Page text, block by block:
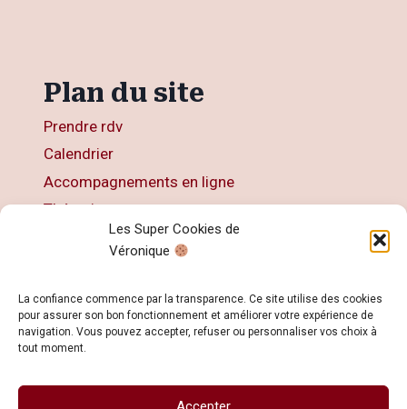
Les Super Cookies de
Véronique
La confiance commence par la transparence. Ce site utilise des cookies
pour assurer son bon fonctionnement et améliorer votre expérience de
navigation. Vous pouvez accepter, refuser ou personnaliser vos choix à
tout moment.
Plan du site
Prendre rdv
Calendrier
Accompagnements en ligne
Thérapies
Contact